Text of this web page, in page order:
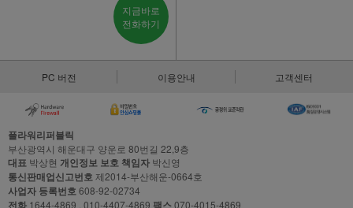
지금바로
전화하기
PC 버전 이용안내 고객센터
플라워리퍼블릭
부산광역시 해운대구 양운로 80번길 22,9층
대표 박상현 개인정보 보호 책임자 박신영
통신판매업신고번호 제2014-부산해운-0664호
사업자 등록번호 608-92-02734
전화 1644-4869 , 010-4407-4869 팩스070-4015-4869